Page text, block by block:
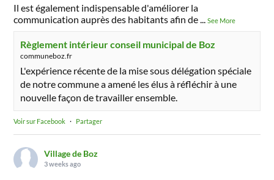
Il est également indispensable d'améliorer la
communication auprès des habitants afin de...See More
Règlement intérieur conseil municipal de Boz
communeboz.fr
L'expérience récente de la mise sous délégation spéciale
de notre commune a amené les élus à réfléchir à une
nouvelle façon de travailler ensemble.
Voir sur Facebook · Partager
Village de Boz
3 weeks ago